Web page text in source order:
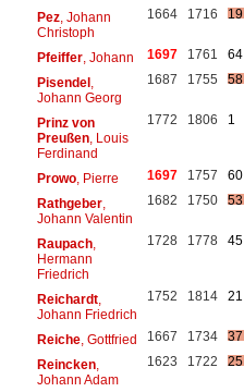
Pez, Johann
Christoph
1664 1716 19
Pfeiffer, Johann 1697 1761
64
Pisendel,
Johann Georg
1687 1755 58
Prinz von
Preußen, Louis
Ferdinand
1772 1806 1
Prowo, Pierre 1697 1757
60
Rathgeber,
Johann Valentin
1682 1750 53
Raupach,
Hermann
Friedrich
1728 1778 45
Reichardt,
Johann Friedrich
1752 1814 21
Reiche, Gottfried 1667 1734
37
Reincken,
Johann Adam
1623 1722 25